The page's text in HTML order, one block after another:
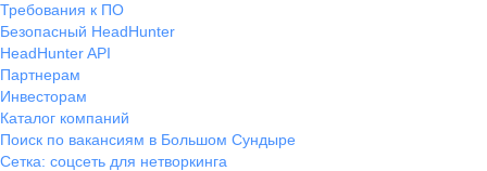
Требования к ПО
Безопасный HeadHunter
HeadHunter API
Партнерам
Инвесторам
Каталог компаний
Поиск по вакансиям в Большом Сундыре
Сетка: соцсеть для нетворкинга